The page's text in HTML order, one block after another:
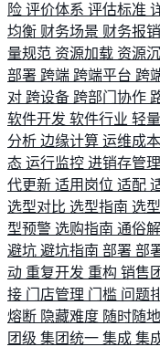
险 评价体系 评估标准
均衡 财务场景 财务报销
量规范 资源加载 资源
部署 跨端 跨端平台 跨
对 跨设备 跨部门协作
软件开发 软件行业 轻
分析 边缘计算 运维成本
态 运行监控 进销存管理
代更新 适用岗位 适配
选型对比 选型指南 选
型预警 选购指南 通俗
避坑 避坑指南 部署 部
动 重复开发 重构 销售
接 门店管理 门槛 问题
熔断 隐藏难度 随时随地
团级 集团统一 集成 集